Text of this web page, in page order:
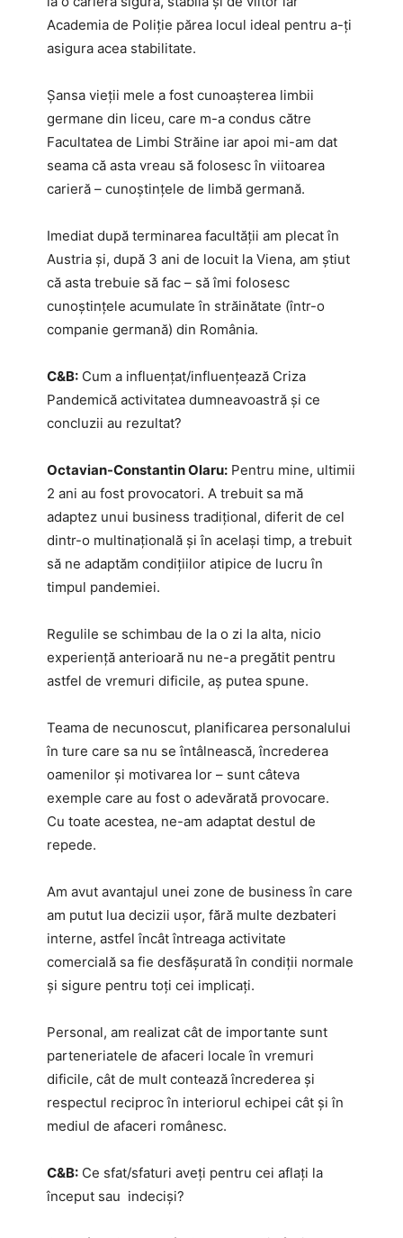
Academia de Poliție părea locul ideal pentru a-ți
asigura acea stabilitate.
Șansa vieții mele a fost cunoașterea limbii
germane din liceu, care m-a condus către
Facultatea de Limbi Străine iar apoi mi-am dat
seama că asta vreau să folosesc în viitoarea
carieră – cunoștințele de limbă germană.
Imediat după terminarea facultății am plecat în
Austria și, după 3 ani de locuit la Viena, am știut
că asta trebuie să fac – să îmi folosesc
cunoștințele acumulate în străinătate (într-o
companie germană) din România.
C&B: Cum a influențat/influențează Criza
Pandemică activitatea dumneavoastră și ce
concluzii au rezultat?
Octavian-Constantin Olaru: Pentru mine, ultimii
2 ani au fost provocatori. A trebuit sa mă
adaptez unui business tradițional, diferit de cel
dintr-o multinațională și în același timp, a trebuit
să ne adaptăm condițiilor atipice de lucru în
timpul pandemiei.
Regulile se schimbau de la o zi la alta, nicio
experiență anterioară nu ne-a pregătit pentru
astfel de vremuri dificile, aș putea spune.
Teama de necunoscut, planificarea personalului
în ture care sa nu se întâlnească, încrederea
oamenilor și motivarea lor – sunt câteva
exemple care au fost o adevărată provocare.
Cu toate acestea, ne-am adaptat destul de
repede.
Am avut avantajul unei zone de business în care
am putut lua decizii ușor, fără multe dezbateri
interne, astfel încât întreaga activitate
comercială sa fie desfășurată în condiții normale
și sigure pentru toți cei implicați.
Personal, am realizat cât de importante sunt
parteneriatele de afaceri locale în vremuri
dificile, cât de mult contează încrederea și
respectul reciproc în interiorul echipei cât și în
mediul de afaceri românesc.
C&B: Ce sfat/sfaturi aveți pentru cei aflați la
început sau indeciși?